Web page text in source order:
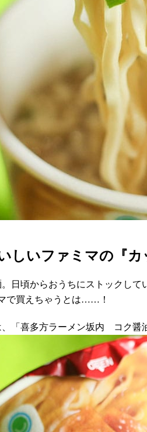
しいファミマの『カ
日頃からおうちにストックし
で買えちゃうとは……！
、「喜多方ラーメン坂内 コク醤